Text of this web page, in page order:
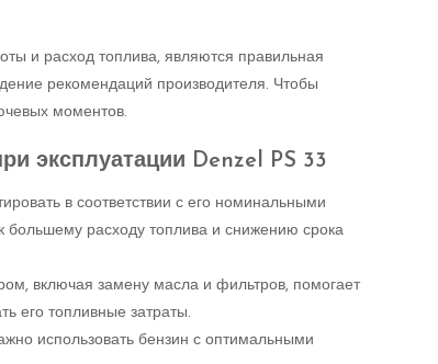
и расход топлива, являются правильная
рекомендаций производителя. Чтобы
моментов.
эксплуатации Denzel PS 33
в соответствии с его номинальными
большему расходу топлива и снижению срока
включая замену масла и фильтров, помогает
его топливные затраты.
использовать бензин с оптимальными